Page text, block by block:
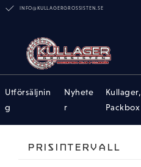
INFO@KULLAGERGROSSISTEN.SE
Utförsäljnin
g
Nyhete
r
Kullager,
Packbox
Prisintervall